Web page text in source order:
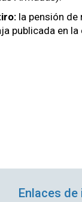
la pensión de
publicada en
Enlaces de